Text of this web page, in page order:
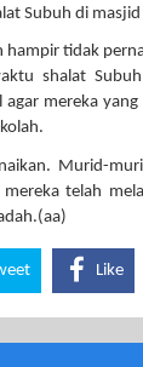
Subuh di masjid
hampir tidak
shalat
mereka
Murid-
telah
Like